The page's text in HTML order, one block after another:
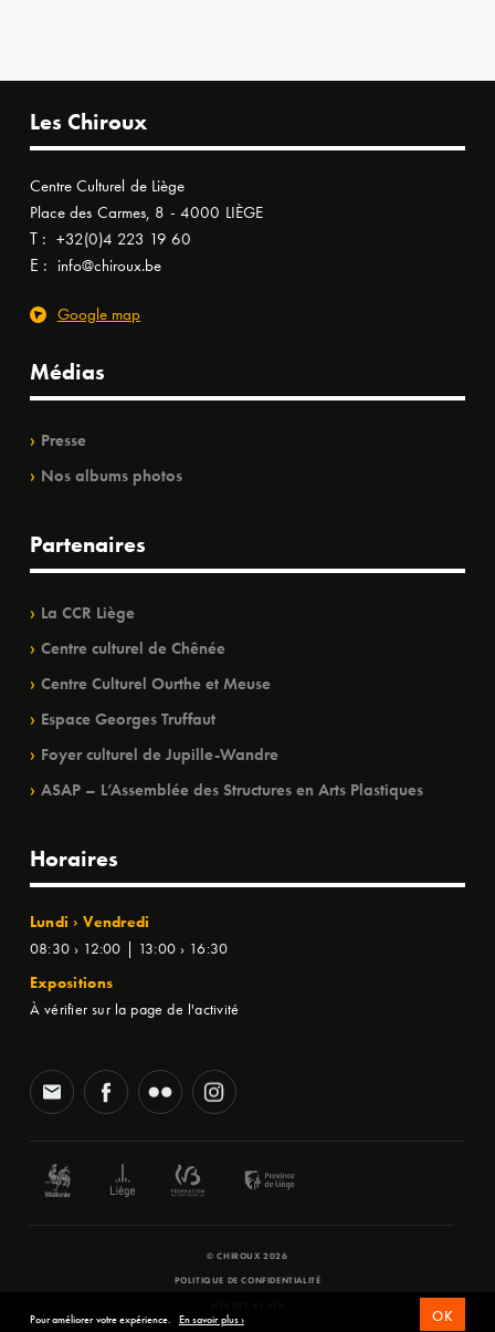
Les Chiroux
Centre Culturel de Liège
Place des Carmes, 8 - 4000 LIÈGE
T : +32(0)4 223 19 60
E : info@chiroux.be
Google map
Médias
Presse
Nos albums photos
Partenaires
La CCR Liège
Centre culturel de Chênée
Centre Culturel Ourthe et Meuse
Espace Georges Truffaut
Foyer culturel de Jupille-Wandre
ASAP – L’Assemblée des Structures en Arts Plastiques
Horaires
Lundi › Vendredi
08:30 › 12:00 | 13:00 › 16:30
Expositions
À vérifier sur la page de l'activité
© CHIROUX 2026
POLITIQUE DE CONFIDENTIALITÉ
Pour améliorer votre expérience. En savoir plus › OK